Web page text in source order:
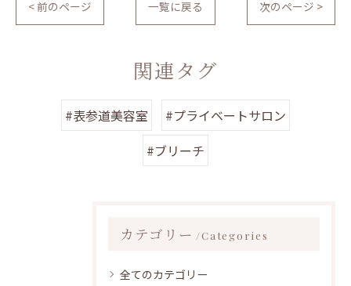
< 前のページ 一覧に戻る 次のページ >
関連タグ
#表参道美容室
#プライベートサロン
#ブリーチ
カテゴリー Categories
全てのカテゴリー